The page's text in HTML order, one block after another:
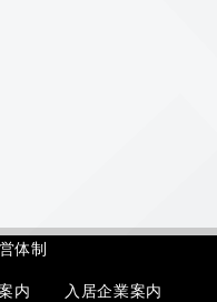
体制
内 入居企業案内